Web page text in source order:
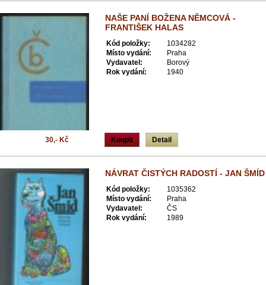
NAŠE PANÍ BOŽENA NĚMCOVÁ -
FRANTIŠEK HALAS
Kód položky:
1034282
Místo vydání:
Praha
Vydavatel:
Borový
Rok vydání:
1940
Koupit Detail
30,- Kč
NÁVRAT ČISTÝCH RADOSTÍ - JAN ŠMÍD
Kód položky:
1035362
Místo vydání:
Praha
Vydavatel:
ČS
Rok vydání:
1989